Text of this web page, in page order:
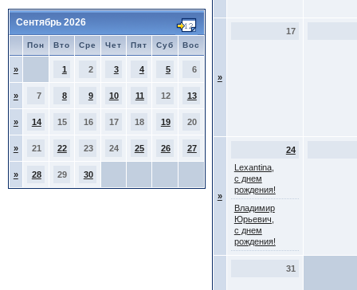
Сентябрь 2026
Пон Вто Сре Чет Пят Суб Вос
» 1 2 3 4 5 6
» 7 8 9 10 11 12 13
» 14 15 16 17 18 19 20
» 21 22 23 24 25 26 27
» 28 29 30
»
17
»
24
Lexantina,
с днем
рождения!
Владимир
Юрьевич,
с днем
рождения!
31